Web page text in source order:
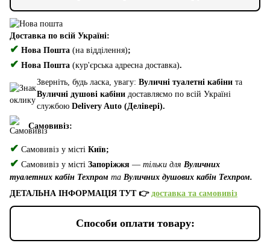
Доставка по всій Україні:
✔ Нова Пошта (на відділення);
✔ Нова Пошта (кур'єрська адресна доставка).
Зверніть, будь ласка, увагу: Вуличні туалетні кабіни та
Вуличні душові кабіни доставляємо по всій Україні
службою Delivery Auto (Делівері).
Самовивіз:
✔ Самовивіз у місті Київ;
✔ Самовивіз у місті Запоріжжя — тільки для Вуличних
туалетних кабін Техпром та Вуличних душових кабін Техпром.
ДЕТАЛЬНА ІНФОРМАЦІЯ ТУТ 👉 доставка та самовивіз
Способи оплати товару: